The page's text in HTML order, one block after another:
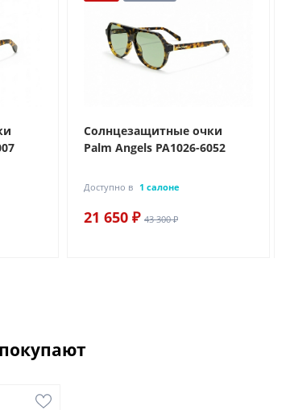
Солнцезащитные очки
Palm Angels PA1026-6052
Доступно в 1 салоне
21 650 ₽ 43 300 ₽